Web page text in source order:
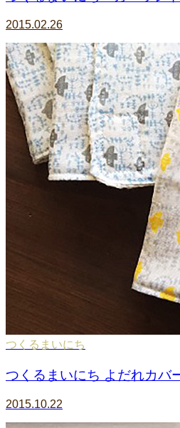
2015.02.26
つくるまいにち
つくるまいにち よだれカバ
2015.10.22